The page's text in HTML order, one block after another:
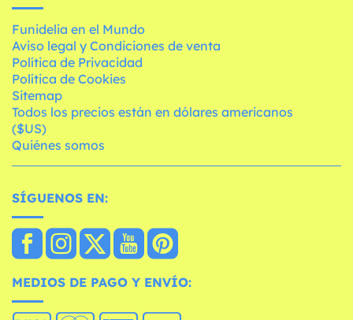
Funidelia en el Mundo
Aviso legal y Condiciones de venta
Política de Privacidad
Política de Cookies
Sitemap
Todos los precios están en dólares americanos
($US)
Quiénes somos
SÍGUENOS EN:
MEDIOS DE PAGO Y ENVÍO: